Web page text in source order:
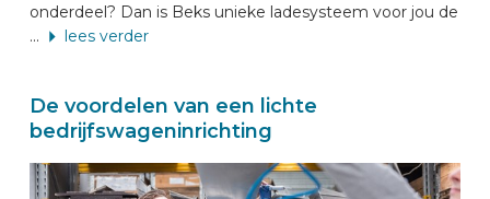
onderdeel? Dan is Beks unieke ladesysteem voor jou de
...
lees verder
De voordelen van een lichte
bedrijfswageninrichting